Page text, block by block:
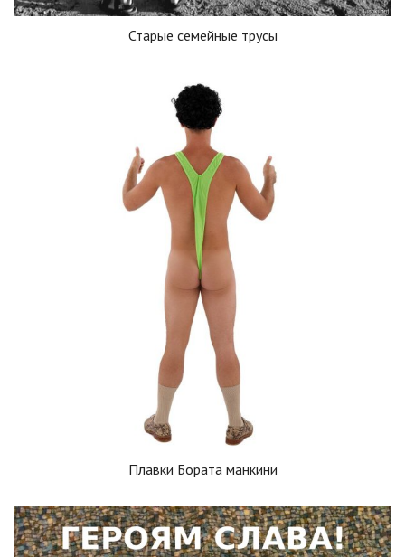
Старые семейные трусы
Плавки Бората манкини